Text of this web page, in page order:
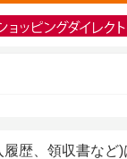
歴、領収書など)